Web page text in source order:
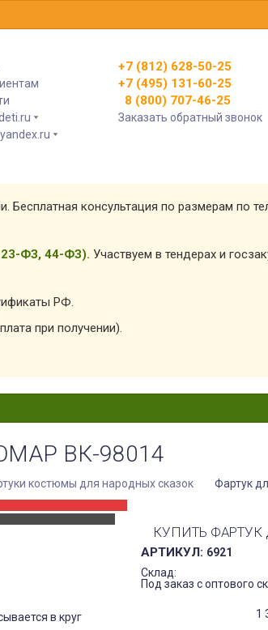
+7 (812) 628-50-25
+7 (495) 131-60-25
8 (800) 707-46-25
Заказать обратный звонок
Бесплатная консультация по размерам по
ФЗ, 44-ФЗ). Участвуем в тендерах и
РФ.
при получении).
ВК-98014
костюмы для народных сказок
Фартук
КУПИТЬ ФАРТУК
АРТИКУЛ: 6921
Склад:
Под заказ с оптового
1
в круг